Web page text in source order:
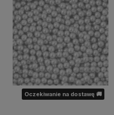
Oczekiwanie na dostawę 🚚